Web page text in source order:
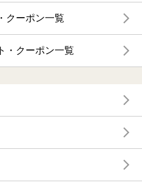
クーポン一覧
・クーポン一覧